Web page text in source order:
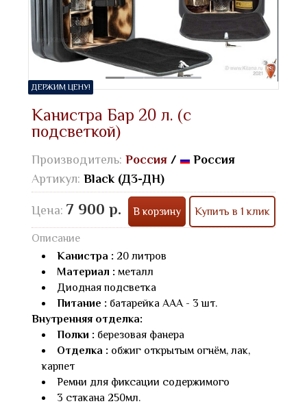
ДЕРЖИМ ЦЕНУ!
Канистра Бар 20 л. (с
подсветкой)
Производитель: Россия /
Россия
Артикул: Black (Д3-ДН)
Цена: 7 900 р. В корзину Купить в 1 клик
Описание
Канистра : 20 литров
Материал : металл
Диодная подсветка
Питание : батарейка AAA - 3 шт.
Внутренняя отделка:
Полки : березовая фанера
Отделка : обжиг открытым огнём, лак,
карпет
Ремни для фиксации содержимого
3 стакана 250мл.